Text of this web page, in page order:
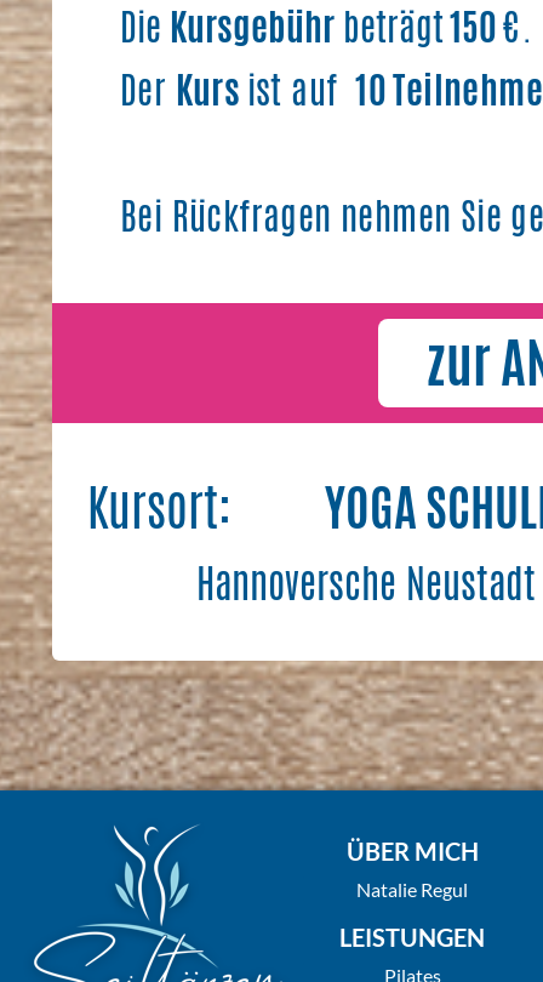
Die Kursgebühr beträgt150€.
Der Kurs ist auf10
Bei Rückfragen nehmen Sie
zur
Kursort: YOGA
Hannoversche
Natalie Regul
LEISTUNGEN
Pilates
ÜBER MICH